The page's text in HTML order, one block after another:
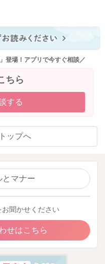
登場！アプリで今すぐ相談／
ちら
する
ップへ
とマナー
聞かせください
せはこちら